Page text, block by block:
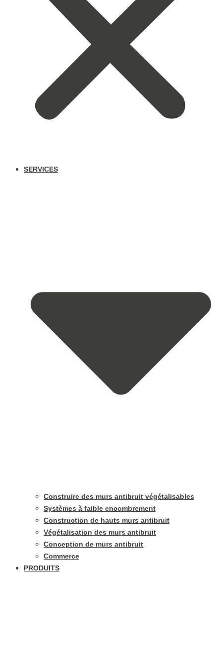
SERVICES
Construire des murs antibruit végétalisables
Systèmes à faible encombrement
Construction de hauts murs antibruit
Végétalisation des murs antibruit
Conception de murs antibruit
Commerce
PRODUITS